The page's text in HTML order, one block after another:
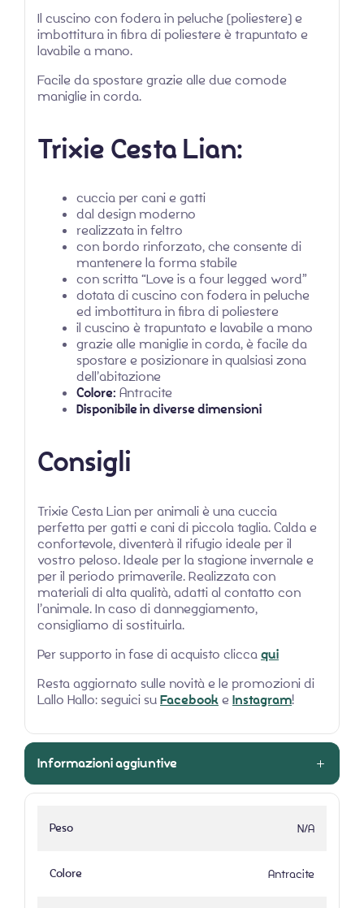
Il cuscino con fodera in peluche (poliestere) e
imbottitura in fibra di poliestere è trapuntato e
lavabile a mano.
Facile da spostare grazie alle due comode
maniglie in corda.
Trixie Cesta Lian:
cuccia per cani e gatti
dal design moderno
realizzata in feltro
con bordo rinforzato, che consente di
mantenere la forma stabile
con scritta “Love is a four legged word”
dotata di cuscino con fodera in peluche
ed imbottitura in fibra di poliestere
il cuscino è trapuntato e lavabile a mano
grazie alle maniglie in corda, è facile da
spostare e posizionare in qualsiasi zona
dell’abitazione
Colore: Antracite
Disponibile in diverse dimensioni
Consigli
Trixie Cesta Lian per animali è una cuccia
perfetta per gatti e cani di piccola taglia. Calda e
confortevole, diventerà il rifugio ideale per il
vostro peloso. Ideale per la stagione invernale e
per il periodo primaverile. Realizzata con
materiali di alta qualità, adatti al contatto con
l’animale. In caso di danneggiamento,
consigliamo di sostituirla.
Per supporto in fase di acquisto cliccaqui
Resta aggiornato sulle novità e le promozioni di
Lallo Hallo: seguici suFacebooke Instagram!
Informazioni aggiuntive
Peso N/A
Colore Antracite